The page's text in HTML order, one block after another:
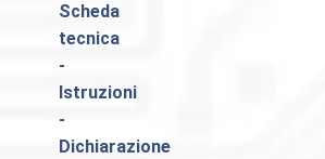
Scheda
tecnica
-
Istruzioni
-
Dichiarazione